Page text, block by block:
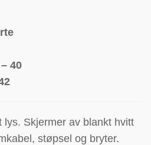
40
lys. Skjermer av blankt hvitt
støpsel og bryter.